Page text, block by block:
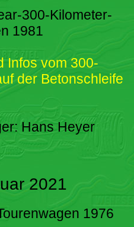
300-Kilometer-
1981
Infos vom 300-
der Betonschleife
Hans Heyer
2021
1976